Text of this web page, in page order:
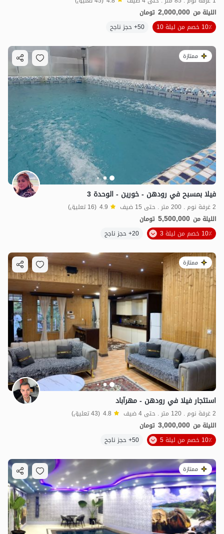
الليلة من 2,000,000 تومان
10٪ خصم من ليلة 10
50+ حجز ناجح
ممتازة
فيلا بمسبح في رودهن - خورين - الوحدة 3
2 غرفة نوم . 200 متر . حتى 15 ضيف 4.9 (16 تعليق)
الليلة من 5,500,000 تومان
10٪ خصم من ليلة 3
20+ حجز ناجح
ممتازة
استئجار فيلا في رودهن - مهرآباد
2 غرفة نوم . 120 متر . حتى 4 ضيف 4.8 (43 تعليق)
الليلة من 3,000,000 تومان
10٪ خصم من ليلة 5
50+ حجز ناجح
ممتازة